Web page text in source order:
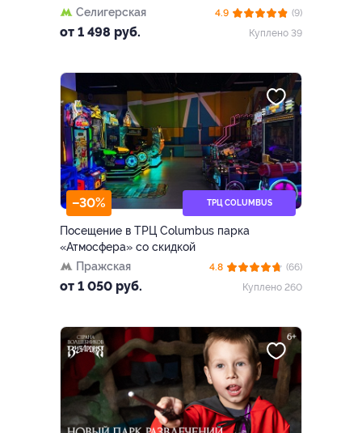
Селигерская
от 1 498 руб.
4.9
(9)
Куплено 39
–30% ТРЦ COLUMBUS
Посещение в ТРЦ Columbus парка
«Атмосфера» со скидкой
Пражская
от 1 050 руб.
4.8
(66)
Куплено 260